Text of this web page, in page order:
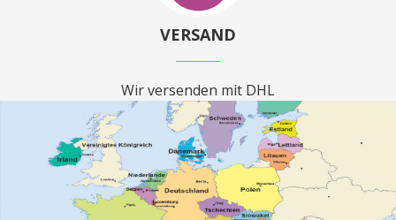
VERSAND
Wir versenden mit DHL